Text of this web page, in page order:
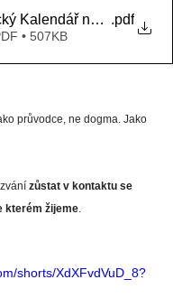
Kalendář na Leden 2026
.pdf
• 507KB
průvodce, ne dogma. Jako
zůstat v kontaktu se
kterém žijeme.
shorts/XdXFvdVuD_8?